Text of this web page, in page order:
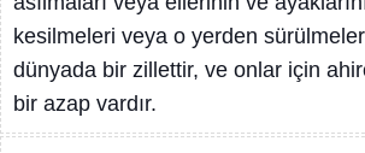
kesilmeleri veya o yerden
dünyada bir zillettir, ve onlar için
bir azap vardır.